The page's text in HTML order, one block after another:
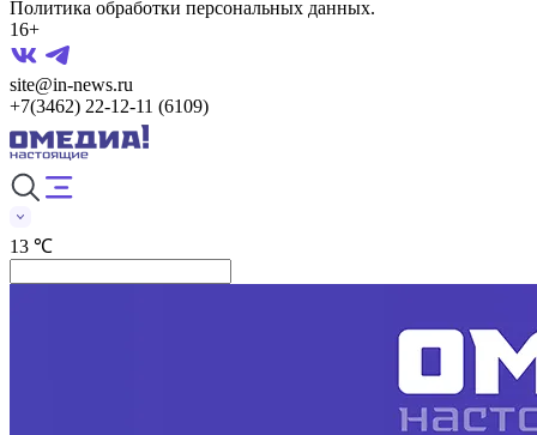
Политика обработки персональных данных.
16+
site@in-news.ru
+7(3462) 22-12-11 (6109)
13 ℃